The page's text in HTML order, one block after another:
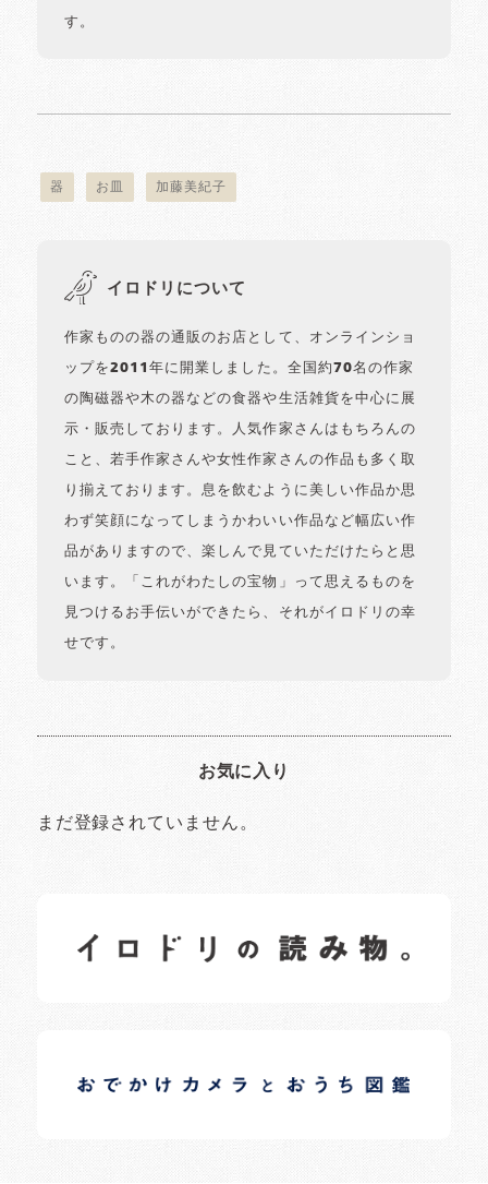
す。
器 お皿 加藤美紀子
イロドリについて
作家ものの器の通販のお店として、オンラインショ
ップを2011年に開業しました。全国約70名の作家
の陶磁器や木の器などの食器や生活雑貨を中心に展
示・販売しております。人気作家さんはもちろんの
こと、若手作家さんや女性作家さんの作品も多く取
り揃えております。息を飲むように美しい作品か思
わず笑顔になってしまうかわいい作品など幅広い作
品がありますので、楽しんで見ていただけたらと思
います。「これがわたしの宝物」って思えるものを
見つけるお手伝いができたら、それがイロドリの幸
せです。
お気に入り
まだ登録されていません。
日常の様子など随時更新中です。
日常の様子など随時更新中です。